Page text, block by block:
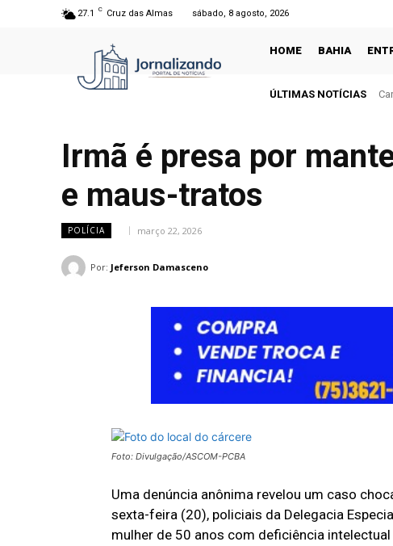
27.1 C Cruz das Almas sábado, 8 agosto, 2026
HOME BAHIA
ÚLTIMAS NOTÍCIAS
Irmã é presa por
e maus-tratos
POLÍCIA março 22, 2026
Por: Jeferson Damasceno
Foto: Divulgação/ASCOM-PCBA
Uma denúncia anônima revelou um caso
sexta-feira (20), policiais da Delegacia
mulher de 50 anos com deficiência